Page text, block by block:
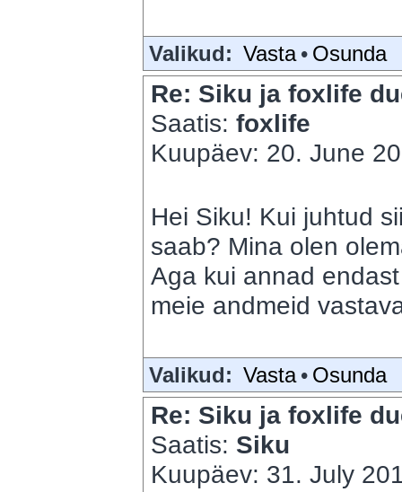
Valikud: Vasta • Osunda
Re: Siku ja foxlife
Saatis: foxlife
Kuupäev: 20. June
Hei Siku! Kui juhtud
saab? Mina olen
Aga kui annad
meie andmeid
Valikud: Vasta • Osunda
Re: Siku ja foxlife
Saatis: Siku
Kuupäev: 31. July